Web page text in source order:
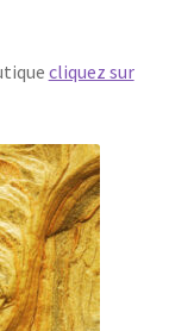
cliquez sur